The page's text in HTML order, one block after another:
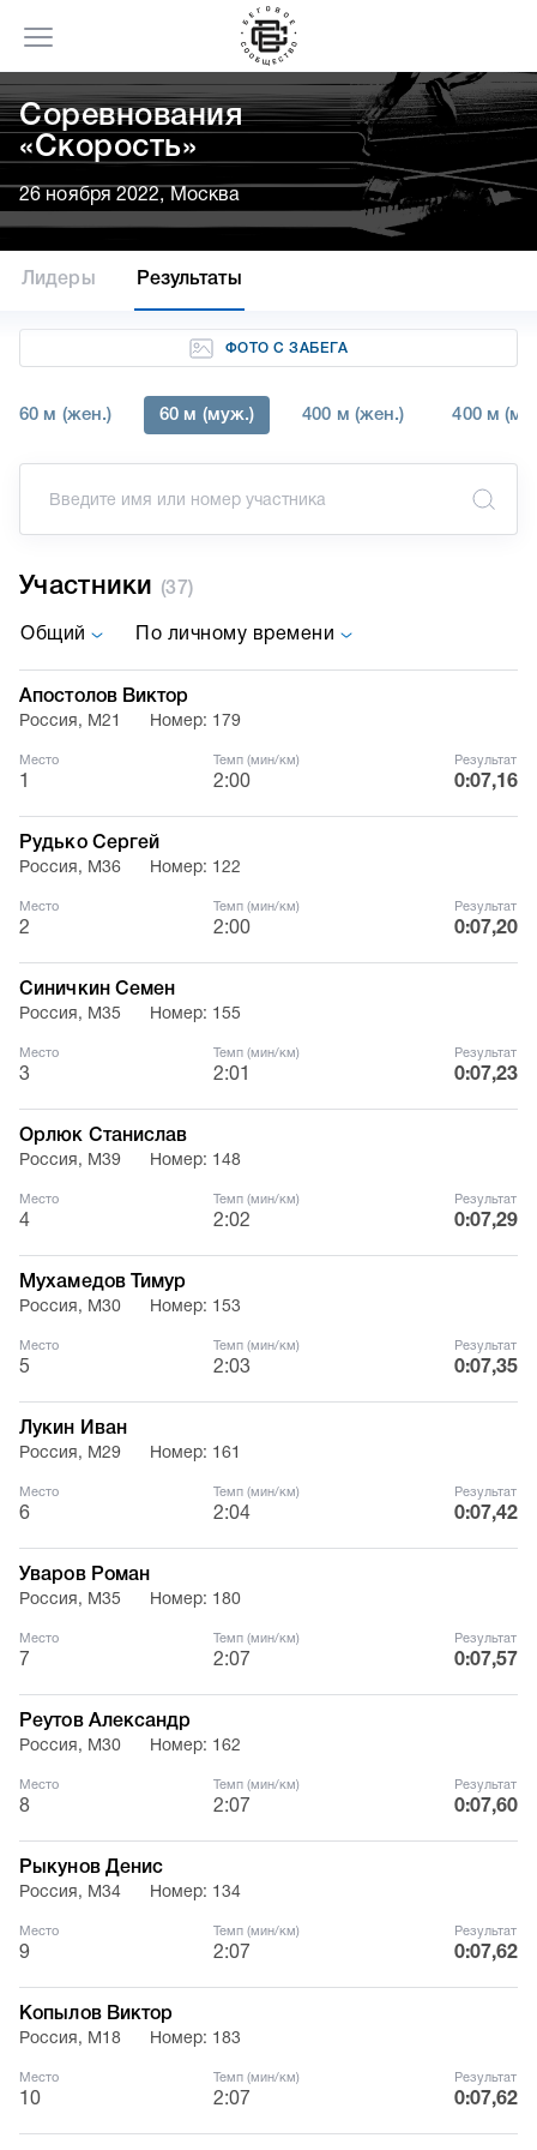
Соревнования
«Скорость»
26 ноября 2022, Москва
Лидеры Результаты
ФОТО С ЗАБЕГА
60 м (жен.) 60 м (муж.) 400 м (жен.) 400 м
Участники (37)
Общий По личному времени
Апостолов Виктор
Россия, М21 Номер: 179
Место Темп (мин/км)
2:00
Результат
0:07,16
Рудько Сергей
Россия, М36 Номер: 122
Место
2
Темп (мин/км)
2:00
Результат
0:07,20
Синичкин Семен
Россия, М35 Номер: 155
Место
3
Темп (мин/км)
2:01
Результат
0:07,23
Орлюк Станислав
Россия, М39 Номер: 148
Место
4
Темп (мин/км)
2:02
Результат
0:07,29
Мухамедов Тимур
Россия, М30 Номер: 153
Место
5
Темп (мин/км)
2:03
Результат
0:07,35
Лукин Иван
Россия, М29 Номер: 161
Место
6
Темп (мин/км)
2:04
Результат
0:07,42
Уваров Роман
Россия, М35 Номер: 180
Место
7
Темп (мин/км)
2:07
Результат
0:07,57
Реутов Александр
Россия, М30 Номер: 162
Место
8
Темп (мин/км)
2:07
Результат
0:07,60
Рыкунов Денис
Россия, М34 Номер: 134
Место
9
Темп (мин/км)
2:07
Результат
0:07,62
Копылов Виктор
Россия, М18 Номер: 183
Место
10
Темп (мин/км)
2:07
Результат
0:07,62